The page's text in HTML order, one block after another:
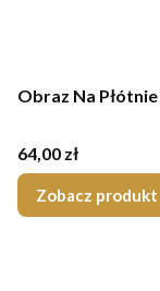
Obraz Na
Cena
64,00 zł
Zobacz produkt